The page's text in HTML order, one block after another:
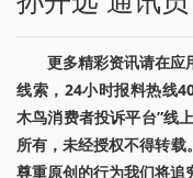
更多精彩资讯请在应
线索，24小时报料热线
木鸟消费者投诉平台”线
所有，未经授权不得转
尊重原创的行为我们将追